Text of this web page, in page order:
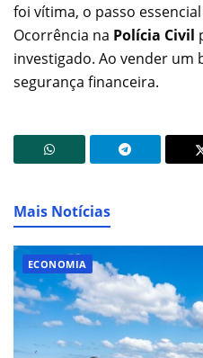
foi vítima, o passo
Ocorrência na Polícia Civil
investigado. Ao vender um
segurança financeira.
Mais Notícias
ECONOMIA